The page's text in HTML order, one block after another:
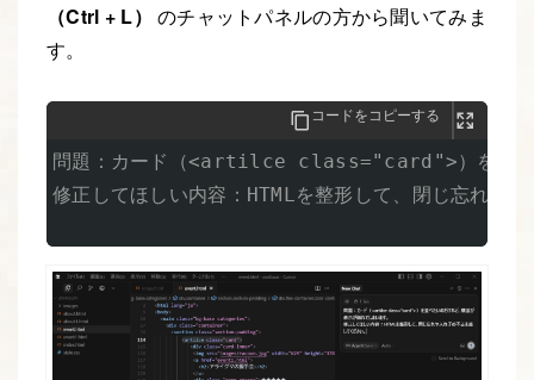
（Ctrl + L） のチャットパネルの方から聞いてみま
す。
コードをコピーする
問題：カード（<artilce class="card">）を並べた
修正してほしい内容：HTMLを整形して、閉じ忘れや